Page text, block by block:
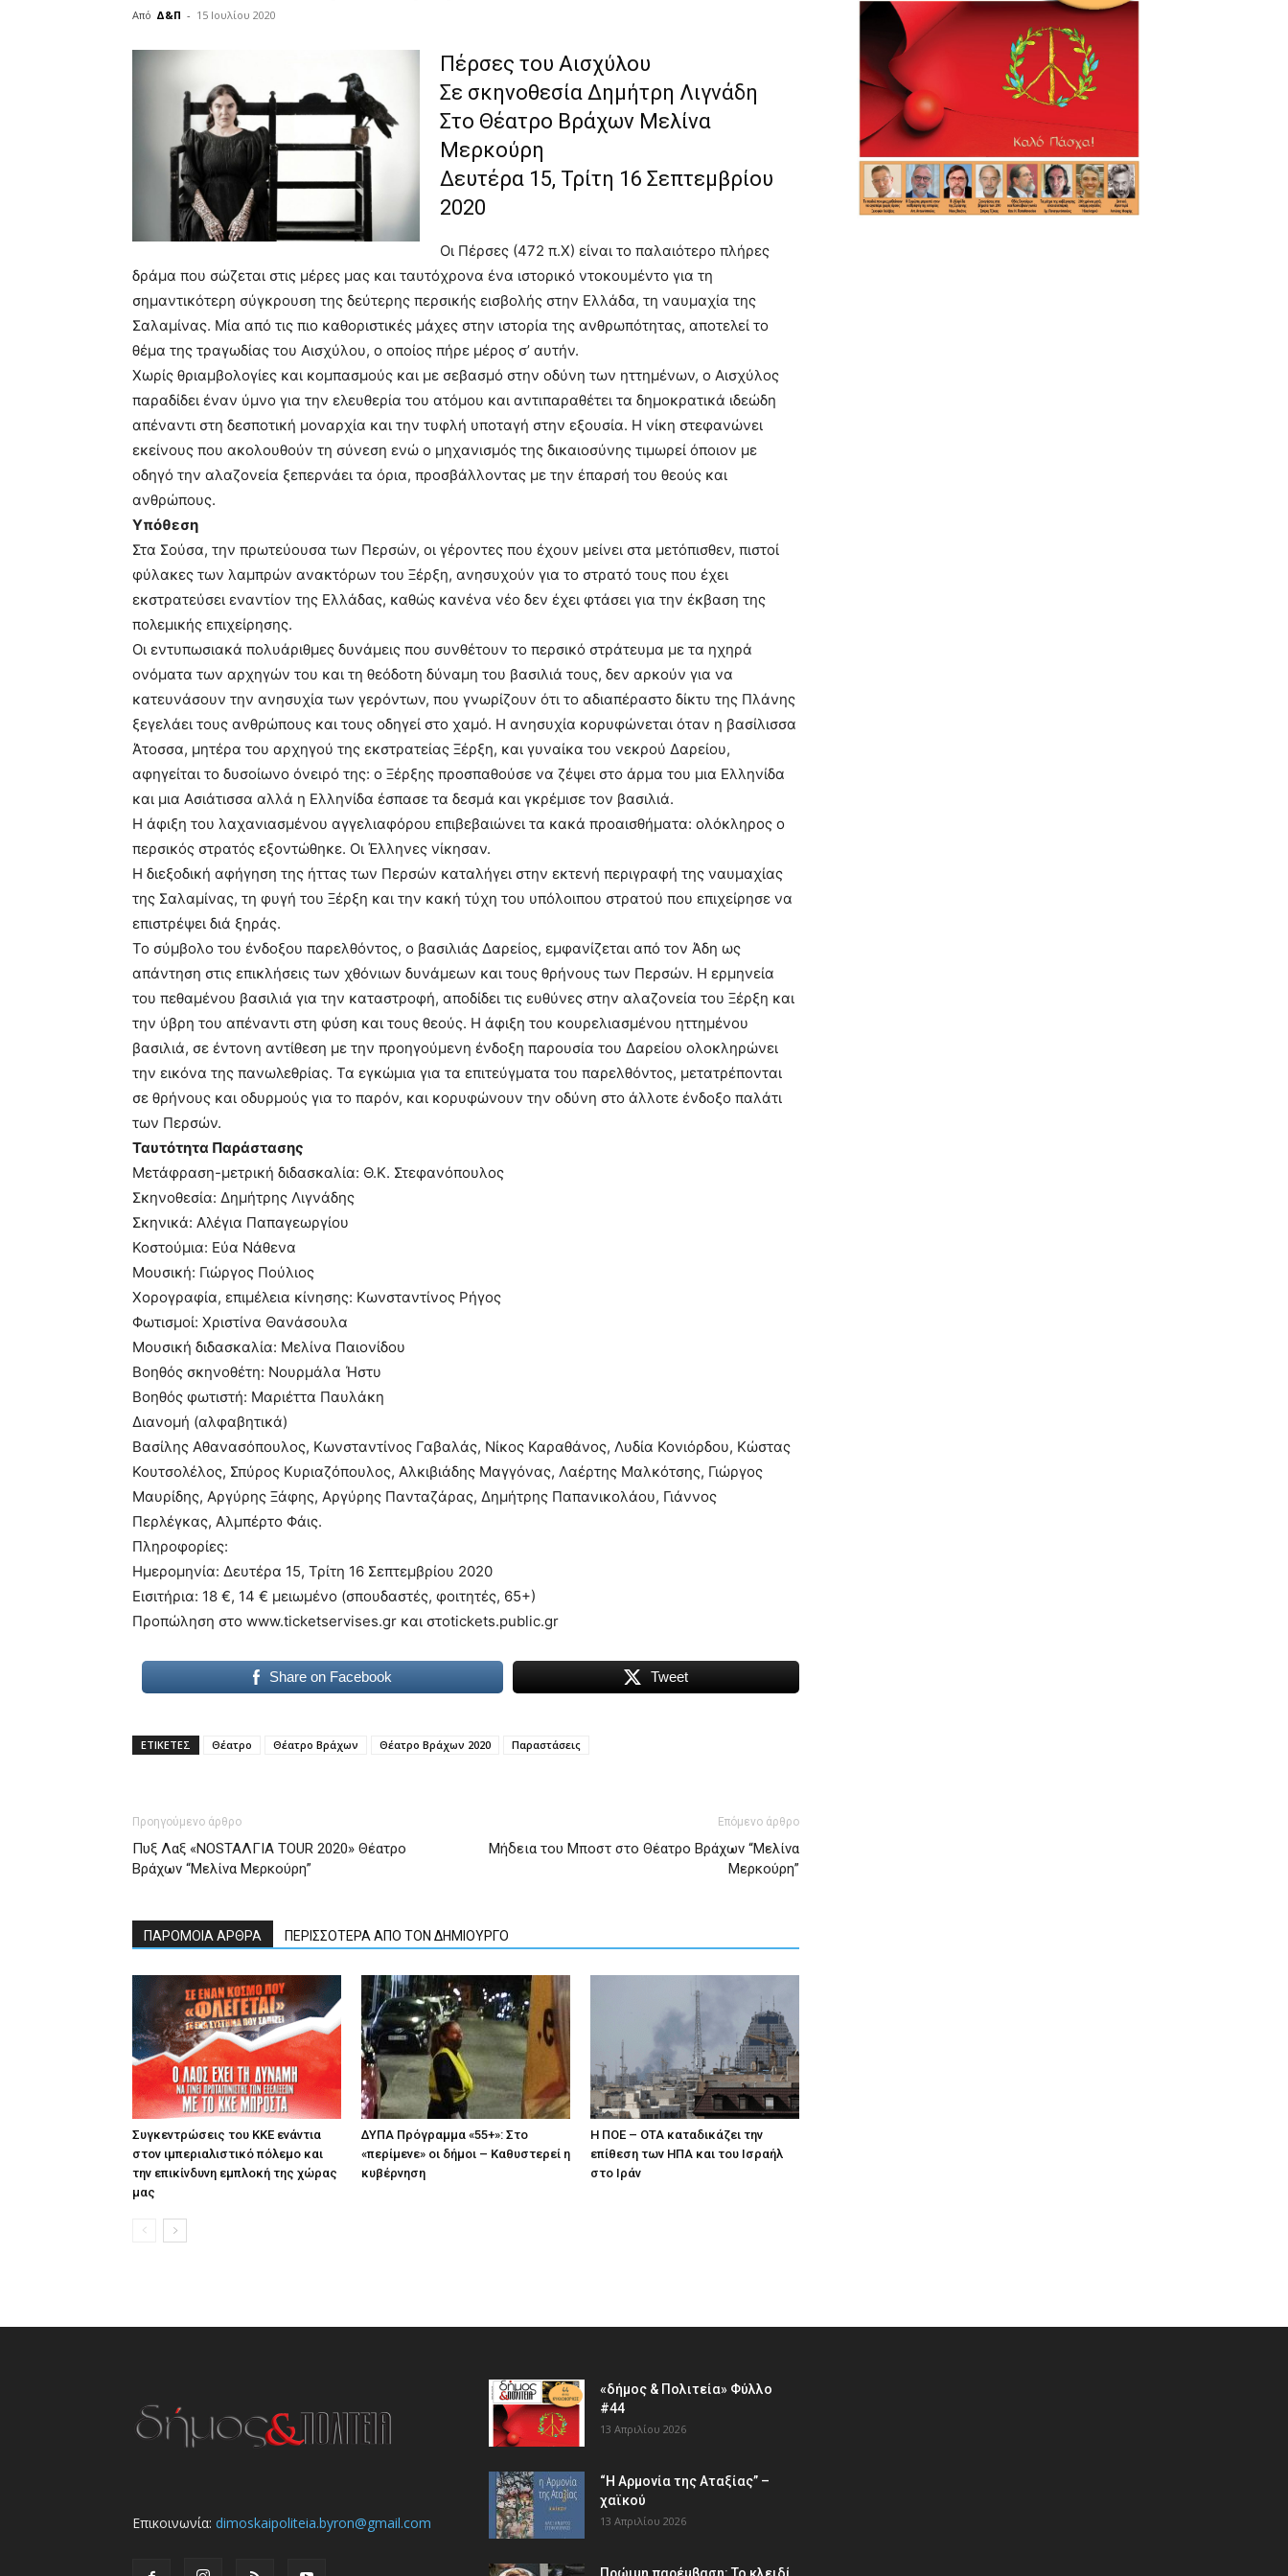
Από Δ&Π - 15 Ιουλίου 2020
blonde
desi
brandi
teaches
the
of
pain.
pornhun
hd
Πέρσες του Αισχύλου
Σε σκηνοθεσία Δημήτρη Λιγνάδη
Στο Θέατρο Βράχων Μελίνα
Μερκούρη
Δευτέρα 15, Τρίτη 16 Σεπτεμβρίου
2020
Οι Πέρσες (472 π.Χ) είναι το παλαιότερο πλήρες
δράμα που σώζεται στις μέρες μας και ταυτόχρονα ένα ιστορικό ντοκουμέντο για τη
σημαντικότερη σύγκρουση της δεύτερης περσικής εισβολής στην Ελλάδα, τη ναυμαχία της
Σαλαμίνας. Μία από τις πιο καθοριστικές μάχες στην ιστορία της ανθρωπότητας, αποτελεί το
θέμα της τραγωδίας του Αισχύλου, ο οποίος πήρε μέρος σ’ αυτήν.
Χωρίς θριαμβολογίες και κομπασμούς και με σεβασμό στην οδύνη των ηττημένων, ο Αισχύλος
παραδίδει έναν ύμνο για την ελευθερία του ατόμου και αντιπαραθέτει τα δημοκρατικά ιδεώδη
απέναντι στη δεσποτική μοναρχία και την τυφλή υποταγή στην εξουσία. Η νίκη στεφανώνει
εκείνους που ακολουθούν τη σύνεση ενώ ο μηχανισμός της δικαιοσύνης τιμωρεί όποιον με
οδηγό την αλαζονεία ξεπερνάει τα όρια, προσβάλλοντας με την έπαρσή του θεούς και
ανθρώπους.
Υπόθεση
Στα Σούσα, την πρωτεύουσα των Περσών, οι γέροντες που έχουν μείνει στα μετόπισθεν, πιστοί
φύλακες των λαμπρών ανακτόρων του Ξέρξη, ανησυχούν για το στρατό τους που έχει
εκστρατεύσει εναντίον της Ελλάδας, καθώς κανένα νέο δεν έχει φτάσει για την έκβαση της
πολεμικής επιχείρησης.
Οι εντυπωσιακά πολυάριθμες δυνάμεις που συνθέτουν το περσικό στράτευμα με τα ηχηρά
ονόματα των αρχηγών του και τη θεόδοτη δύναμη του βασιλιά τους, δεν αρκούν για να
κατευνάσουν την ανησυχία των γερόντων, που γνωρίζουν ότι το αδιαπέραστο δίκτυ της Πλάνης
ξεγελάει τους ανθρώπους και τους οδηγεί στο χαμό. Η ανησυχία κορυφώνεται όταν η βασίλισσα
Άτοσσα, μητέρα του αρχηγού της εκστρατείας Ξέρξη, και γυναίκα του νεκρού Δαρείου,
αφηγείται το δυσοίωνο όνειρό της: ο Ξέρξης προσπαθούσε να ζέψει στο άρμα του μια Ελληνίδα
και μια Ασιάτισσα αλλά η Ελληνίδα έσπασε τα δεσμά και γκρέμισε τον βασιλιά.
Η άφιξη του λαχανιασμένου αγγελιαφόρου επιβεβαιώνει τα κακά προαισθήματα: ολόκληρος ο
περσικός στρατός εξοντώθηκε. Οι Έλληνες νίκησαν.
Η διεξοδική αφήγηση της ήττας των Περσών καταλήγει στην εκτενή περιγραφή της ναυμαχίας
της Σαλαμίνας, τη φυγή του Ξέρξη και την κακή τύχη του υπόλοιπου στρατού που επιχείρησε να
επιστρέψει διά ξηράς.
Το σύμβολο του ένδοξου παρελθόντος, ο βασιλιάς Δαρείος, εμφανίζεται από τον Άδη ως
απάντηση στις επικλήσεις των χθόνιων δυνάμεων και τους θρήνους των Περσών. Η ερμηνεία
του πεθαμένου βασιλιά για την καταστροφή, αποδίδει τις ευθύνες στην αλαζονεία του Ξέρξη και
την ύβρη του απέναντι στη φύση και τους θεούς. Η άφιξη του κουρελιασμένου ηττημένου
βασιλιά, σε έντονη αντίθεση με την προηγούμενη ένδοξη παρουσία του Δαρείου ολοκληρώνει
την εικόνα της πανωλεθρίας. Τα εγκώμια για τα επιτεύγματα του παρελθόντος, μετατρέπονται
σε θρήνους και οδυρμούς για το παρόν, και κορυφώνουν την οδύνη στο άλλοτε ένδοξο παλάτι
των Περσών.
Ταυτότητα Παράστασης
Μετάφραση-μετρική διδασκαλία: Θ.Κ. Στεφανόπουλος
Σκηνοθεσία: Δημήτρης Λιγνάδης
Σκηνικά: Αλέγια Παπαγεωργίου
Κοστούμια: Εύα Νάθενα
Μουσική: Γιώργος Πούλιος
Χορογραφία, επιμέλεια κίνησης: Κωνσταντίνος Ρήγος
Φωτισμοί: Χριστίνα Θανάσουλα
Μουσική διδασκαλία: Μελίνα Παιονίδου
Βοηθός σκηνοθέτη: Νουρμάλα Ήστυ
Βοηθός φωτιστή: Μαριέττα Παυλάκη
Διανομή (αλφαβητικά)
Βασίλης Αθανασόπουλος, Κωνσταντίνος Γαβαλάς, Νίκος Καραθάνος, Λυδία Κονιόρδου, Κώστας
Κουτσολέλος, Σπύρος Κυριαζόπουλος, Αλκιβιάδης Μαγγόνας, Λαέρτης Μαλκότσης, Γιώργος
Μαυρίδης, Αργύρης Ξάφης, Αργύρης Πανταζάρας, Δημήτρης Παπανικολάου, Γιάννος
Περλέγκας, Αλμπέρτο Φάις.
Πληροφορίες:
Ημερομηνία: Δευτέρα 15, Τρίτη 16 Σεπτεμβρίου 2020
Εισιτήρια: 18 €, 14 € μειωμένο (σπουδαστές, φοιτητές, 65+)
Προπώληση στο www.ticketservises.gr και στotickets.public.gr
Share on Facebook Tweet
ΕΤΙΚΕΤΕΣ Θέατρο Θέατρο Βράχων Θέατρο Βράχων 2020 Παραστάσεις
Προηγούμενο άρθρο
Πυξ Λαξ «NOSTAΛΓΙΑ TOUR 2020» Θέατρο
Βράχων “Μελίνα Μερκούρη”
Επόμενο άρθρο
Μήδεια του Μποστ στο Θέατρο Βράχων “Μελίνα
Μερκούρη”
ΠΑΡΟΜΟΙΑ ΑΡΘΡΑ ΠΕΡΙΣΣΟΤΕΡΑ ΑΠΟ ΤΟΝ ΔΗΜΙΟΥΡΓΟ
Συγκεντρώσεις του ΚΚΕ ενάντια
στον ιμπεριαλιστικό πόλεμο και
την επικίνδυνη εμπλοκή της χώρας
μας
ΔΥΠΑ Πρόγραμμα «55+»: Στο
«περίμενε» οι δήμοι – Καθυστερεί η
κυβέρνηση
Η ΠΟΕ – ΟΤΑ καταδικάζει την
επίθεση των ΗΠΑ και του Ισραήλ
στο Ιράν
Επικοινωνία: dimoskaipoliteia.byron@gmail.com
«δήμος & Πολιτεία» Φύλλο
#44
13 Απριλίου 2026
“Η Αρμονία της Αταξίας” –
χαϊκού
13 Απριλίου 2026
Πρώιμη παρέμβαση: Το κλειδί